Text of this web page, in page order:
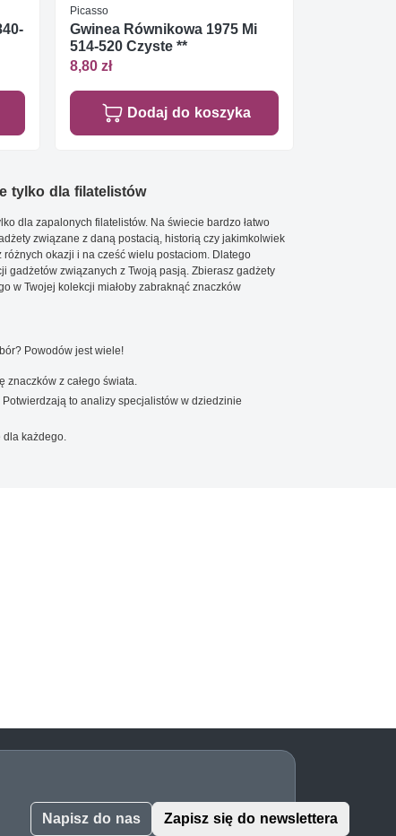
Picasso
Gwinea Równikowa 1975 Mi
514-520 Czyste **
8,80 zł
Dodaj do koszyka
tylko dla filatelistów
dla zapalonych filatelistów. Na świecie bardzo łatwo
związane z daną postacią, historią czy jakimkolwiek
okazji i na cześć wielu postaciom. Dlatego
gadżetów związanych z Twoją pasją. Zbierasz gadżety
w Twojej kolekcji miałoby zabraknąć znaczków
Powodów jest wiele!
znaczków z całego świata.
to analizy specjalistów w dziedzinie
dla każdego.
Napisz do nas Zapisz się do newslettera